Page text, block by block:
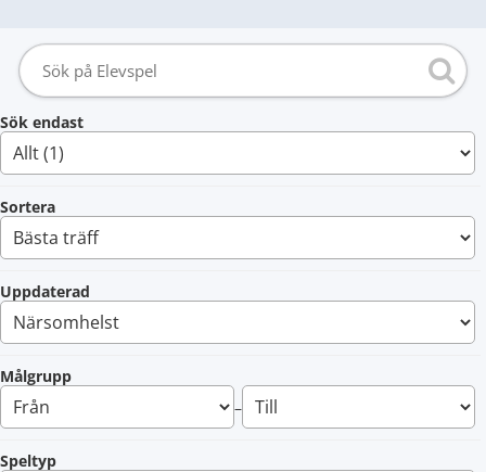
Sök endast
Sortera
Uppdaterad
Målgrupp
–
Speltyp